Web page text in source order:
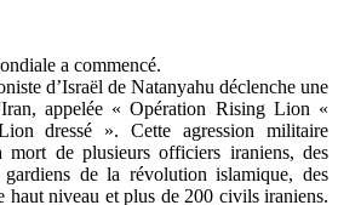
a commencé.
d’Israël de Natanyahu déclenche une
appelée « Opération Rising Lion «
dressé ». Cette agression militaire
mort de plusieurs officiers iraniens, des
de la révolution islamique, des
haut niveau et plus de 200 civils iraniens.